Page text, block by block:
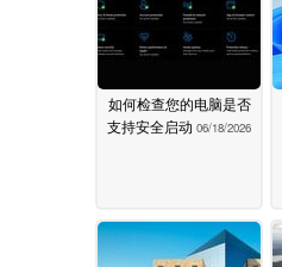
如何检查您的电脑是否
支持安全启动 06/18/2026